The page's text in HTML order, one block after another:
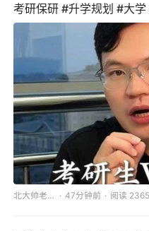
考研保研 #升学规划 #大学
北大帅老师讲保研 47分钟前 阅读 2365